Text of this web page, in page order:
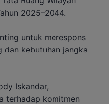
2025–2044.
untuk merespons
dan kebutuhan jangka
Iskandar,
terhadap komitmen